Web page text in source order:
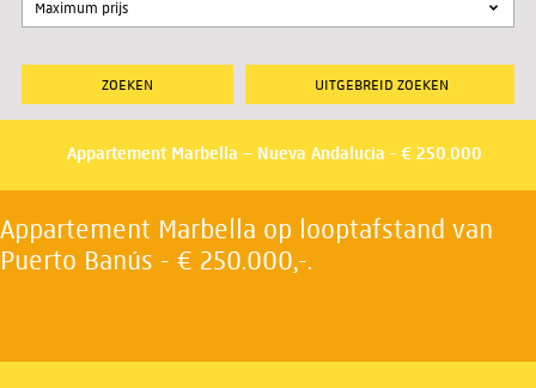
UITGEBREID ZOEKEN
Appartement Marbella – Nueva Andalucia - € 250.000
Appartement Marbella op looptafstand van
Puerto Banús - € 250.000,-.